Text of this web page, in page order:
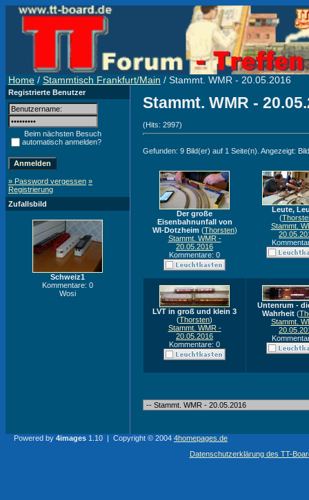
Home / Stammtisch Frankfurt/Main / Stammt. WMR - 20.05.2016
Registrierte Benutzer
Beim nächsten Besuch
automatisch anmelden?
» Password vergessen »
Registrierung
Zufallsbild
Schweiz1
Kommentare: 0
Wosi
Stammt. WMR -
(Hits: 2997)
Gefunden: 9 Bild(er) auf 1 Seite(n). Angezeigt:
Der große
Eisenbahnunfall von
WI-Dotzheim (Thorsten)
Stammt. WMR -
20.05.2016
Kommentare: 0
Leute,
(
Stammt.
LVT in groß und klein 3
(Thorsten)
Stammt. WMR -
20.05.2016
Kommentare: 0
Untenrum -
Wahrheit (
Stammt.
Powered by 4images 1.10 | Copyright © 2004 4homepages.de
Datenschutzerklärung des TT-